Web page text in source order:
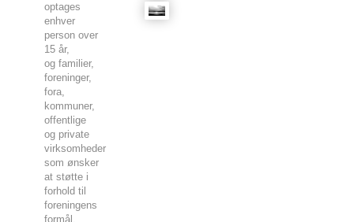
optages
enhver
person over
15 år,
og familier,
foreninger,
fora,
kommuner,
offentlige
og private
virksomheder
som ønsker
at støtte i
forhold til
foreningens
formål.